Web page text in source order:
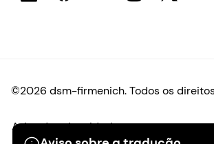
©2026 dsm-firmenich. Todos os
Aviso de privacidade